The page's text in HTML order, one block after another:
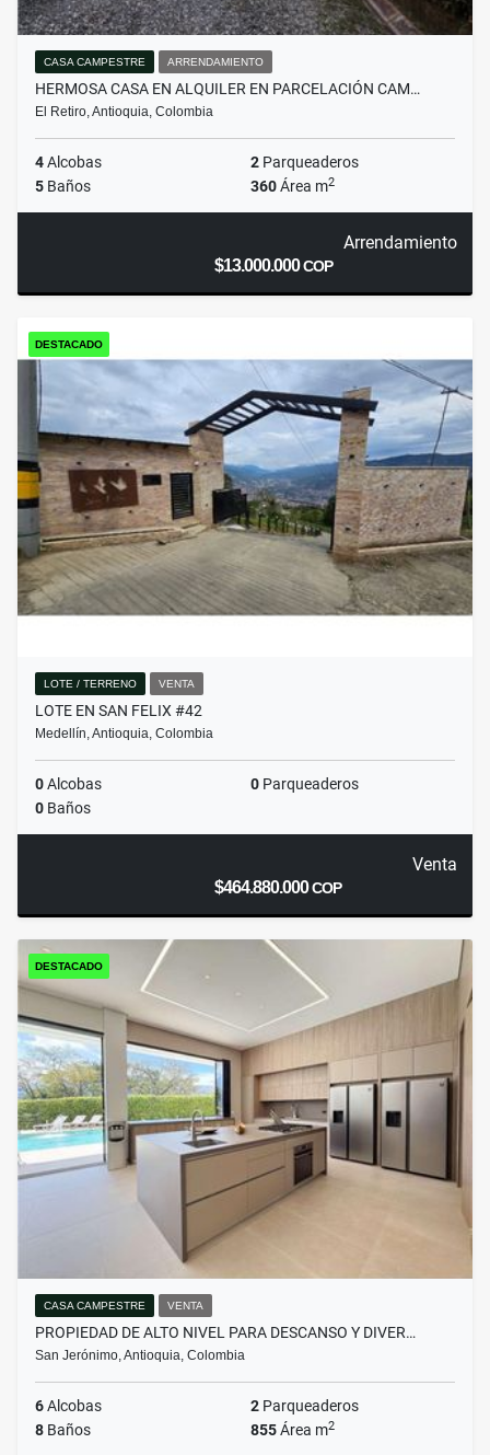
CASA CAMPESTRE ARRENDAMIENTO
HERMOSA CASA EN ALQUILER EN PARCELACIÓN CAM…
El Retiro, Antioquia, Colombia
4Alcobas 2 Parqueaderos
5 Baños 360Área m2
Arrendamiento
$13.000.000COP
DESTACADO
LOTE / TERRENO VENTA
LOTE EN SAN FELIX #42
Medellín, Antioquia, Colombia
0Alcobas 0 Parqueaderos
0 Baños
Venta
$464.880.000COP
DESTACADO
CASA CAMPESTRE VENTA
PROPIEDAD DE ALTO NIVEL PARA DESCANSO Y DIVER…
San Jerónimo, Antioquia, Colombia
6Alcobas 2 Parqueaderos
8 Baños 855Área m2